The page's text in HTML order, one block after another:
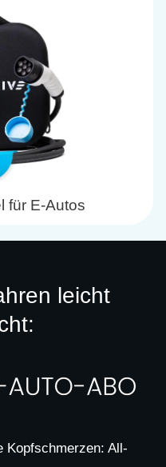
für E-Autos
leicht
Kopfschmerzen: All-